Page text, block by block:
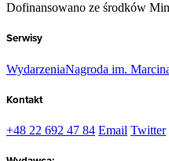
Dofinansowano ze środków
Serwisy
WydarzeniaNagroda im.
Kontakt
+48 22 692 47 84 Email Twitter